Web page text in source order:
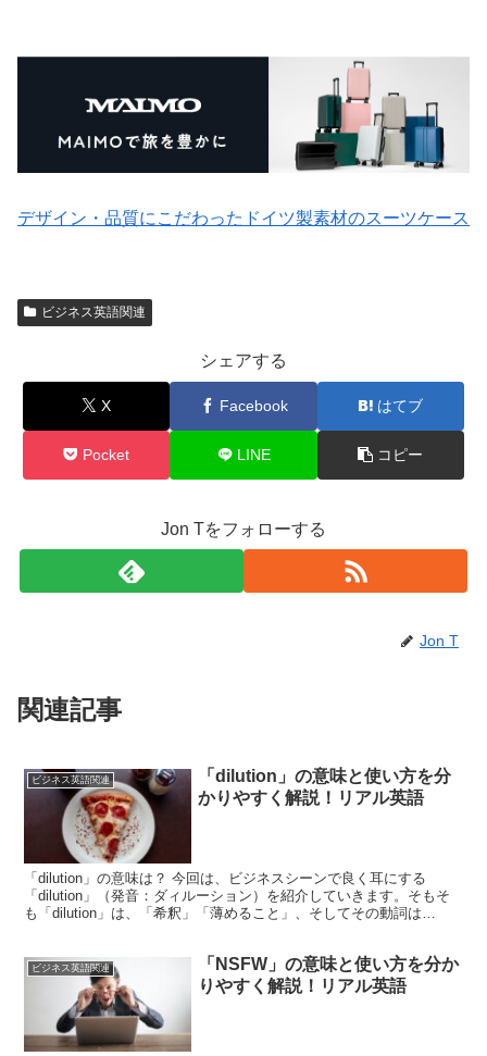
デザイン・品質にこだわったドイツ製素材のスーツケース
ビジネス英語関連
シェアする
X Facebook はてブ
Pocket LINE コピー
Jon Tをフォローする
Jon T
関連記事
ビジネス英語関連
「dilution」の意味と使い方を分
かりやすく解説！リアル英語
「dilution」の意味は？ 今回は、ビジネスシーンで良く耳にする
「dilution」（発音：ダィルーション）を紹介していきます。そもそ
も「dilution」は、「希釈」「薄めること」、そしてその動詞は
ビジネス英語関連
「NSFW」の意味と使い方を分か
りやすく解説！リアル英語